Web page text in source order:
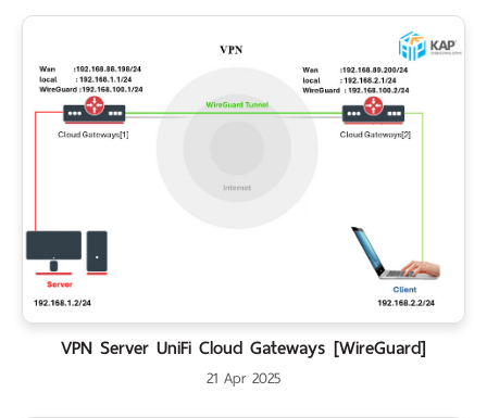
VPN Server UniFi Cloud Gateways [WireGuard]
21 Apr 2025